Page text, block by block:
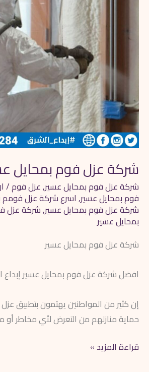
شركة عزل فوم بمحايل
شركة عزل فوم بمحايل عسير,عزل فوم/
فوم بمحايل عسير, اسرع شركة عزل فومم
شركة عزل فوم بمحايل عسير,شركة عزل
بمحايل عسير
شركة عزل فوم بمحايل عسير
افضل شركة عزل فوم بمحايل عسير إبداع
إن كثير من المواطنين يهتمون بتطبيق
حماية منازلهم من التعرض لأي مخاطر
قراءة المزيد »